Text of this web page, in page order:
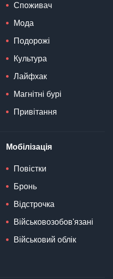
Споживач
Мода
Подорожі
Культура
Лайфхак
Магнітні бурі
Привітання
Мобілізація
Повістки
Бронь
Відстрочка
Військовозобов'язані
Військовий облік